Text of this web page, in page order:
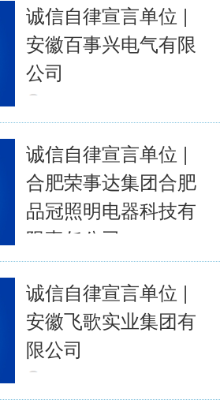
诚信自律宣言单位 |
安徽百事兴电气有限
公司
全文
诚信自律宣言单位 |
合肥荣事达集团合肥
品冠照明电器科技有
限责任公司
全文
诚信自律宣言单位 |
安徽飞歌实业集团有
限公司
全文